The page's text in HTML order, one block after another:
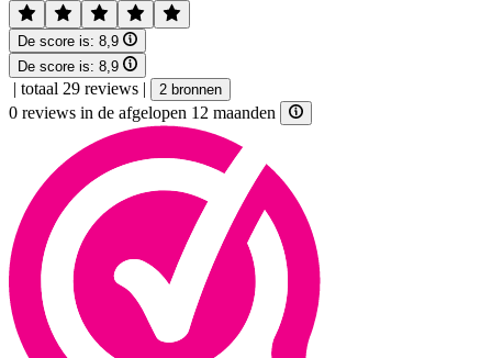
De score is: 8,9
De score is: 8,9
| totaal 29 reviews | 2 bronnen
0 reviews in de afgelopen 12 maanden